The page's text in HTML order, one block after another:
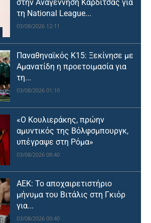
στην Αναγέννηση Καρδίτσας για
τη National League...
03/08/2026 12:11
Παναθηναϊκός Κ15: Ξεκίνησε με
Αμανατίδη η προετοιμασία για
τη...
03/08/2026 01:10
«Ο Κουλιεράκης, πρώην
αμυντικός της Βόλφσμπουργκ,
υπέγραψε στη Ρόμα»
03/08/2026 08:40
ΑΕΚ: Το αποχαιρετιστήριο
μήνυμα του Βιτάλις στη Γκιόρ
για...
03/08/2026 00:40